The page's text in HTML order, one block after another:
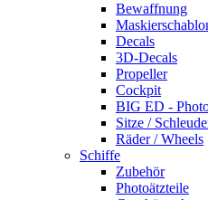
Bewaffnung
Decals
3D-Decals
Propeller
Cockpit
BIG ED -
Sitze /
Räder / Wheels
Schiffe
Zubehör
Photoätzteile